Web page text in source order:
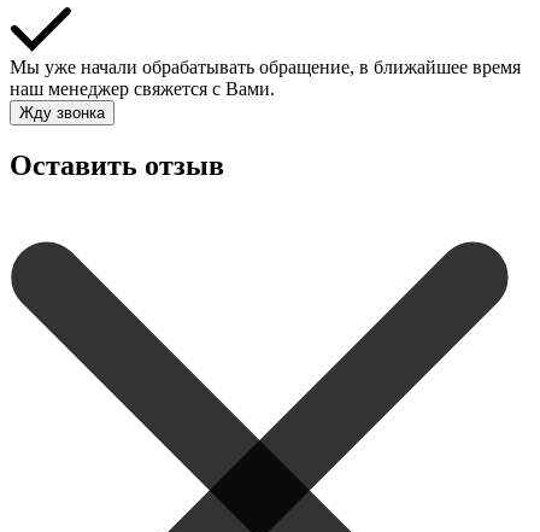
Мы уже начали обрабатывать обращение, в ближайшее время
наш менеджер свяжется с Вами.
Жду звонка
Оставить отзыв